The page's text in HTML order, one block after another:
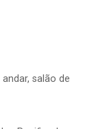
salão de